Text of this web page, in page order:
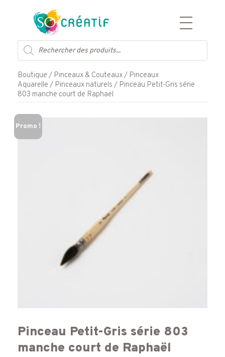
contenu
Boutique / Pinceaux & Couteaux/ Pinceaux
Aquarelle / Pinceaux naturels / Pinceau Petit-Gris série
803 manche court de Raphaël
Recherche
de
produits
Promo !
Pinceau Petit-Gris série 803
manche court de Raphaël